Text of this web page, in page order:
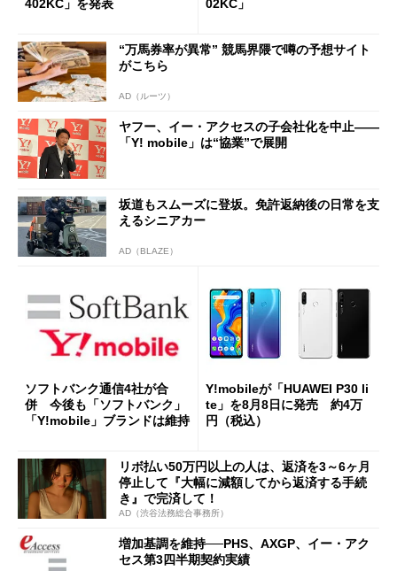
402KC」を発表
02KC」
“万馬券率が異常” 競馬界隈で噂の予想サイト
がこちら
AD（ルーツ）
ヤフー、イー・アクセスの子会社化を中止――
「Y! mobile」は“協業”で展開
坂道もスムーズに登坂。免許返納後の日常を支
えるシニアカー
AD（BLAZE）
ソフトバンク通信4社が合
併 今後も「ソフトバンク」
「Y!mobile」ブランドは維持
Y!mobileが「HUAWEI P30 li
te」を8月8日に発売 約4万
円（税込）
リボ払い50万円以上の人は、返済を3～6ヶ月
停止して『大幅に減額してから返済する手続
き』で完済して！
AD（渋谷法務総合事務所）
増加基調を維持──PHS、AXGP、イー・アク
セス第3四半期契約実績